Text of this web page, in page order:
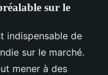
sur le
indispensable de
sur le marché.
mener à des